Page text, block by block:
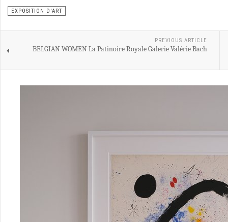
EXPOSITION D'ART
PREVIOUS ARTICLE
BELGIAN WOMEN La Patinoire Royale Galerie Valérie Bach